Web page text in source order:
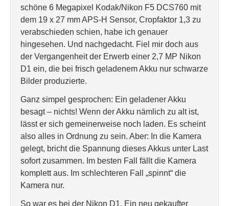
schöne 6 Megapixel Kodak/Nikon F5 DCS760 mit
dem 19 x 27 mm APS-H Sensor, Cropfaktor 1,3 zu
verabschieden schien, habe ich genauer
hingesehen. Und nachgedacht. Fiel mir doch aus
der Vergangenheit der Erwerb einer 2,7 MP Nikon
D1 ein, die bei frisch geladenem Akku nur schwarze
Bilder produzierte.
Ganz simpel gesprochen: Ein geladener Akku
besagt – nichts! Wenn der Akku nämlich zu alt ist,
lässt er sich gemeinerweise noch laden. Es scheint
also alles in Ordnung zu sein. Aber: In die Kamera
gelegt, bricht die Spannung dieses Akkus unter Last
sofort zusammen. Im besten Fall fällt die Kamera
komplett aus. Im schlechteren Fall „spinnt“ die
Kamera nur.
So war es bei der Nikon D1. Ein neu gekaufter